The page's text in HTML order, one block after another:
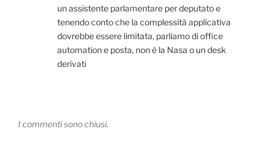
un assistente parlamentare per deputato e
tenendo conto che la complessità applicativa
dovrebbe essere limitata, parliamo di office
automation e posta, non è la Nasa o un desk
derivati
I commenti sono chiusi.